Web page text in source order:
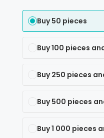
Buy 50 pieces
Buy 100 pieces
Buy 250 pieces
Buy 500 pieces
Buy 1 000 pieces